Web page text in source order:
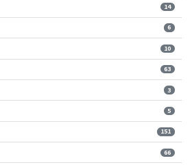
14
6
10
63
3
5
151
66